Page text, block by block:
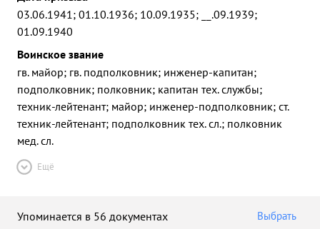
03.06.1941; 01.10.1936; 10.09.1935; __.09.1939;
01.09.1940
Воинское звание
гв. майор; гв. подполковник; инженер-капитан;
подполковник; полковник; капитан тех. службы;
техник-лейтенант; майор; инженер-подполковник; ст.
техник-лейтенант; подполковник тех. сл.; полковник
мед. сл.
Ещё
Упоминается в 56 документах Выбрать